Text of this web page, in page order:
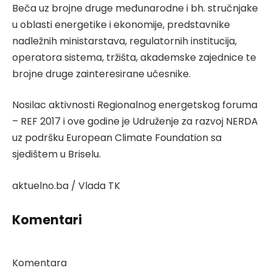
Beča uz brojne druge međunarodne i bh. stručnjake
u oblasti energetike i ekonomije, predstavnike
nadležnih ministarstava, regulatornih institucija,
operatora sistema, tržišta, akademske zajednice te
brojne druge zainteresirane učesnike.
Nosilac aktivnosti Regionalnog energetskog foruma
– REF 2017 i ove godine je Udruženje za razvoj NERDA
uz podršku European Climate Foundation sa
sjedištem u Briselu.
aktuelno.ba / Vlada TK
Komentari
Komentara